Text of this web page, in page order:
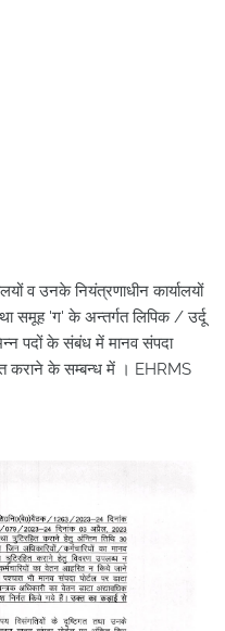
व उनके नियंत्रणाधीन कार्यालयों
समूह 'ग' के अन्तर्गत लिपिक / उर्दू
पदों के संबंध में मानव संपदा
कराने के सम्बन्ध में । EHRMS